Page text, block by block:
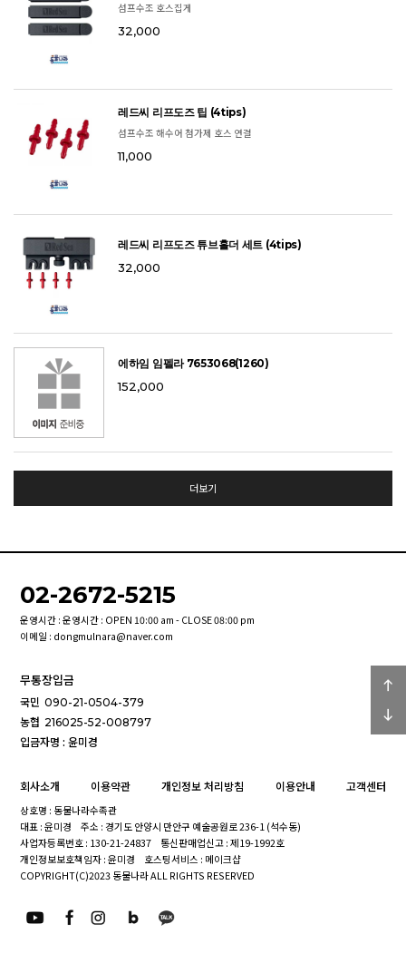
섬프수조 호스집게
32,000
레드씨 리프도즈 팁 (4tips)
섬프수조 해수어 첨가제 호스 연결
11,000
레드씨 리프도즈 튜브홀더 세트 (4tips)
32,000
에하임 임펠라 7653068(1260)
152,000
더보기
02-2672-5215
운영시간 : 운영시간 : OPEN 10:00 am - CLOSE 08:00 pm
이메일 : dongmulnara@naver.com
무통장입금
국민 090-21-0504-379
농협 216025-52-008797
입금자명 : 윤미경
회사소개 이용약관 개인정보 처리방침 이용안내 고객센터
상호명 : 동물나라수족관
대표 : 윤미경
주소 : 경기도 안양시 만안구 예술공원로 236-1 (석수동)
사업자등록번호 : 130-21-24837
통신판매업신고 : 제19-1992호
개인정보보호책임자 : 윤미경
호스팅서비스 : 메이크샵
COPYRIGHT(C)2023 동물나라 ALL RIGHTS RESERVED